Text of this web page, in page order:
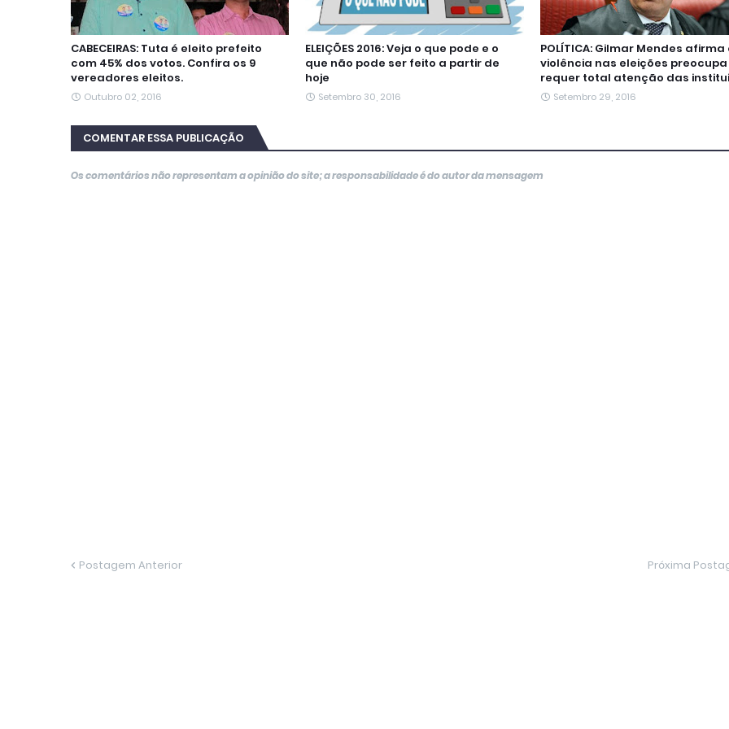
CABECEIRAS: Tuta é eleito prefeito
com 45% dos votos. Confira os 9
vereadores eleitos.
Outubro 02, 2016
ELEIÇÕES 2016: Veja o que pode e o
que não pode ser feito a partir de
hoje
Setembro 30, 2016
POLÍTICA: Gilmar Mendes afirma
violência nas eleições preocupa
requer total atenção das
Setembro 29, 2016
COMENTAR ESSA PUBLICAÇÃO
Os comentários não representam a opinião do site; a responsabilidade é do autor da mensagem
Postagem Anterior Próxima